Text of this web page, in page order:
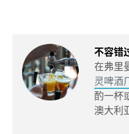
不容错
在弗里
灵啤酒
酌一杯
澳大利